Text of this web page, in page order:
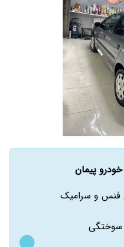
پیمان
فنس و سرامیک
سوختگی